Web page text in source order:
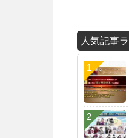
人気記事